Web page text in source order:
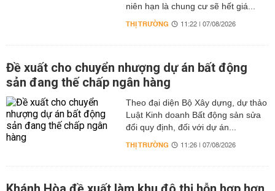
niên hạn là chung cư sẽ hết giá...
THỊ TRƯỜNG 11:22 | 07/08/2026
Đề xuất cho chuyển nhượng dự án bất động
sản đang thế chấp ngân hàng
Theo đại diện Bộ Xây dựng, dự thảo
Luật Kinh doanh Bất động sản sửa
đổi quy định, đối với dự án...
THỊ TRƯỜNG 11:26 | 07/08/2026